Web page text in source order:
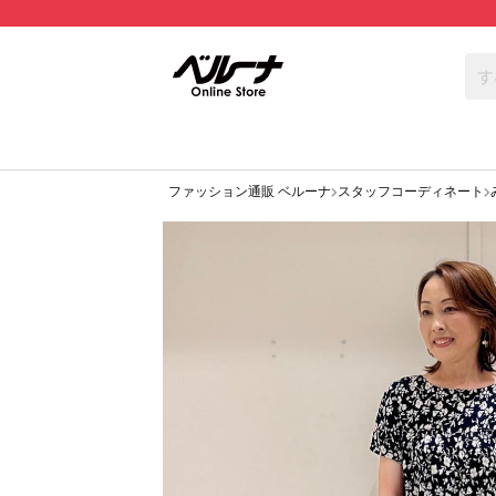
ファッション通販 ベルーナ スタッフコーディネート